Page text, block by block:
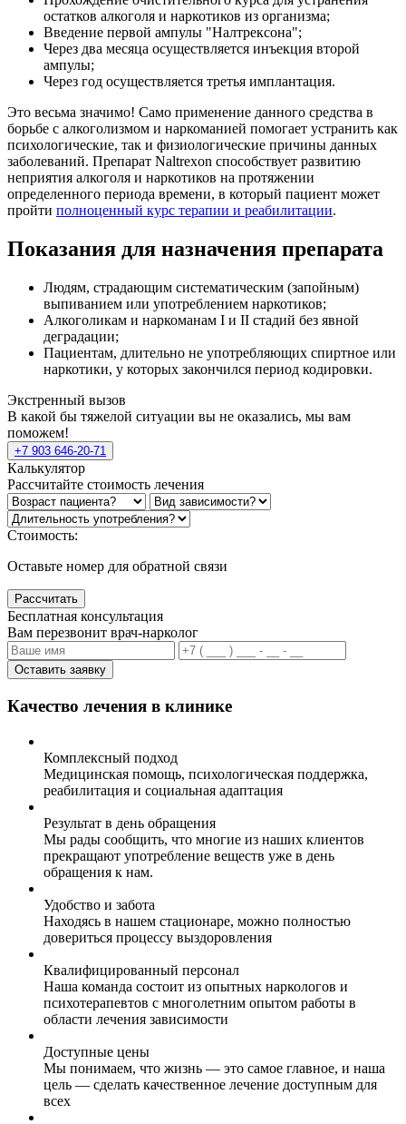
остатков алкоголя и наркотиков из организма;
Введение первой ампулы "Налтрексона";
Через два месяца осуществляется инъекция второй
ампулы;
Через год осуществляется третья имплантация.
Это весьма значимо! Само применение данного средства в
борьбе с алкоголизмом и наркоманией помогает устранить как
психологические, так и физиологические причины данных
заболеваний. Препарат Naltrexon способствует развитию
неприятия алкоголя и наркотиков на протяжении
определенного периода времени, в который пациент может
пройти полноценный курс терапии и реабилитации.
Показания для назначения препарата
Людям, страдающим систематическим (запойным)
выпиванием или употреблением наркотиков;
Алкоголикам и наркоманам I и II стадий без явной
деградации;
Пациентам, длительно не употребляющих спиртное или
наркотики, у которых закончился период кодировки.
Экстренный вызов
В какой бы тяжелой ситуации вы не оказались, мы вам
поможем!
+7 903 646-20-71
Калькулятор
Рассчитайте стоимость лечения
Стоимость:
Оставьте номер для обратной связи
Рассчитать
Бесплатная консультация
Вам перезвонит врач-нарколог
Оставить заявку
Качество лечения в клинике
Комплексный подход
Медицинская помощь, психологическая поддержка,
реабилитация и социальная адаптация
Результат в день обращения
Мы рады сообщить, что многие из наших клиентов
прекращают употребление веществ уже в день
обращения к нам.
Удобство и забота
Находясь в нашем стационаре, можно полностью
довериться процессу выздоровления
Квалифицированный персонал
Наша команда состоит из опытных наркологов и
психотерапевтов с многолетним опытом работы в
области лечения зависимости
Доступные цены
Мы понимаем, что жизнь — это самое главное, и наша
цель — сделать качественное лечение доступным для
всех